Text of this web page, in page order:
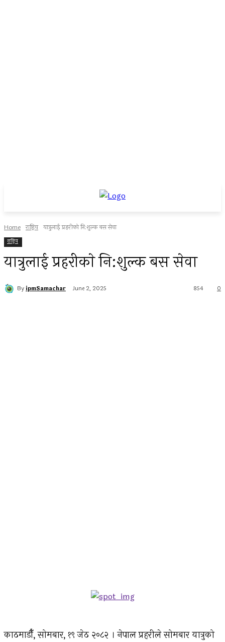
Home राष्ट्रिय यात्रुलाई प्रहरीकाे नि:शुल्क बस सेवा
राष्ट्रिय
यात्रुलाई प्रहरीकाे नि:शुल्क बस सेवा
By ipmSamachar June 2, 2025 0
854
काठमाडौँ, सोमबार, १९ जेठ २०८२ । नेपाल प्रहरीले सोमबार यात्रुको